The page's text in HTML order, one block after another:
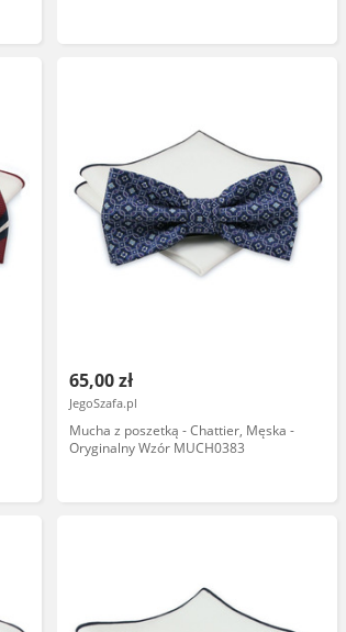
65,00 zł
JegoSzafa.pl
Mucha z poszetką - Chattier, Męska -
Oryginalny Wzór MUCH0383